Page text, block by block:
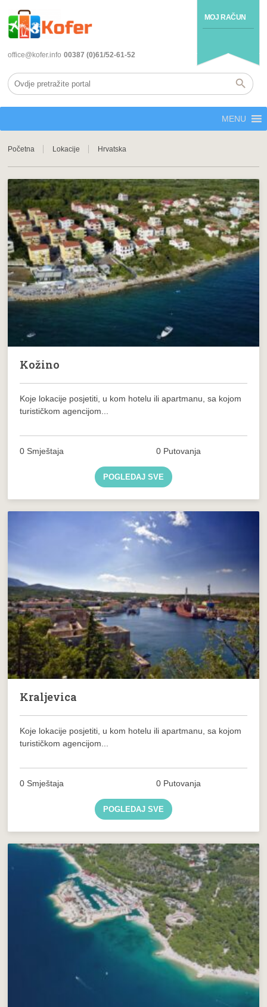
MOJ RAČUN
office@kofer.info 00387 (0)61/52-61-52
MENU
Početna Lokacije Hrvatska
Kožino
Koje lokacije posjetiti, u kom hotelu ili apartmanu, sa kojom
turističkom agencijom...
0 Smještaja 0 Putovanja
POGLEDAJ SVE
Kraljevica
Koje lokacije posjetiti, u kom hotelu ili apartmanu, sa kojom
turističkom agencijom...
0 Smještaja 0 Putovanja
POGLEDAJ SVE